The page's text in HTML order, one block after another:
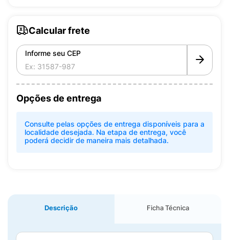
Calcular frete
Informe seu CEP
Opções de entrega
Consulte pelas opções de entrega disponíveis para a
localidade desejada. Na etapa de entrega, você
poderá decidir de maneira mais detalhada.
Descrição Ficha Técnica